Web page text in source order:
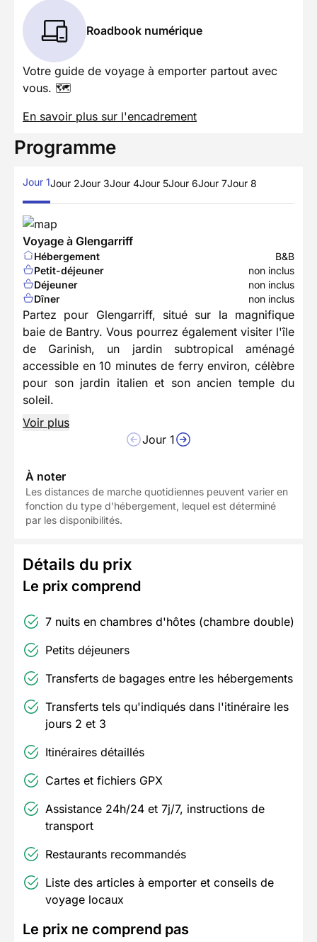
Roadbook numérique
Votre guide de voyage à emporter partout avec
vous. 🗺️
En savoir plus sur l'encadrement
Programme
Jour 1Jour 2Jour 3Jour 4Jour 5Jour 6Jour 7Jour 8
Voyage à Glengarriff
Hébergement
B&B
Petit-déjeuner
non inclus
Déjeuner
non inclus
Dîner
non inclus
Partez pour Glengarriff, situé sur la magnifique
baie de Bantry. Vous pourrez également visiter l'île
de Garinish, un jardin subtropical aménagé
accessible en 10 minutes de ferry environ, célèbre
pour son jardin italien et son ancien temple du
soleil.
Voir plus
Jour 1
À noter
Les distances de marche quotidiennes peuvent varier en
fonction du type d'hébergement, lequel est déterminé
par les disponibilités.
Détails du prix
Le prix comprend
7 nuits en chambres d'hôtes (chambre double)
Petits déjeuners
Transferts de bagages entre les hébergements
Transferts tels qu'indiqués dans l'itinéraire les
jours 2 et 3
Itinéraires détaillés
Cartes et fichiers GPX
Assistance 24h/24 et 7j/7, instructions de
transport
Restaurants recommandés
Liste des articles à emporter et conseils de
voyage locaux
Le prix ne comprend pas